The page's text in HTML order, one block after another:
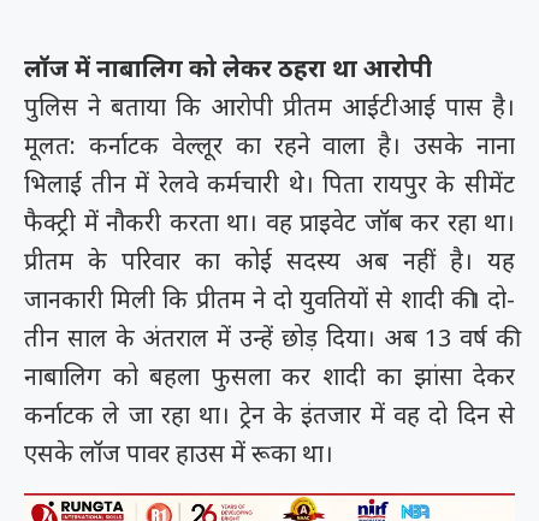
लॉज में नाबालिग को लेकर ठहरा था आरोपी
पुलिस ने बताया कि आरोपी प्रीतम आईटीआई पास है।
मूलत: कर्नाटक वेल्लूर का रहने वाला है। उसके नाना
भिलाई तीन में रेलवे कर्मचारी थे। पिता रायपुर के सीमेंट
फैक्ट्री में नौकरी करता था। वह प्राइवेट जॉब कर रहा था।
प्रीतम के परिवार का कोई सदस्य अब नहीं है। यह
जानकारी मिली कि प्रीतम ने दो युवतियों से शादी की। दो-
तीन साल के अंतराल में उन्हें छोड़ दिया। अब 13 वर्ष की
नाबालिग को बहला फुसला कर शादी का झांसा देकर
कर्नाटक ले जा रहा था। ट्रेन के इंतजार में वह दो दिन से
एसके लॉज पावर हाउस में रूका था।